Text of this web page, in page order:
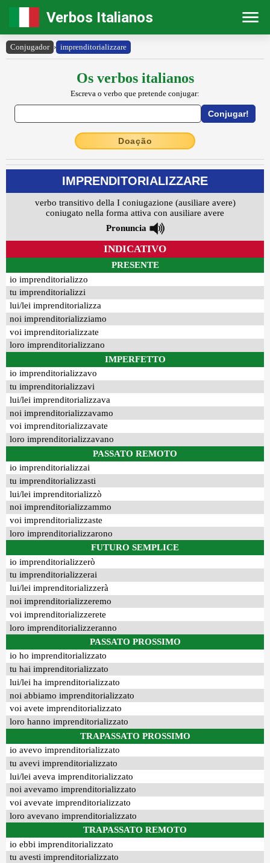
Verbos Italianos
Conjugador › imprenditorializzare
Os verbos italianos
Escreva o verbo que pretende conjugar:
Doação
IMPRENDITORIALIZZARE
verbo transitivo della I coniugazione (ausiliare avere)
coniugato nella forma attiva con ausiliare avere
Pronuncia
INDICATIVO
PRESENTE
io imprenditorializzo
tu imprenditorializzi
lui/lei imprenditorializza
noi imprenditorializziamo
voi imprenditorializzate
loro imprenditorializzano
IMPERFETTO
io imprenditorializzavo
tu imprenditorializzavi
lui/lei imprenditorializzava
noi imprenditorializzavamo
voi imprenditorializzavate
loro imprenditorializzavano
PASSATO REMOTO
io imprenditorializzai
tu imprenditorializzasti
lui/lei imprenditorializzò
noi imprenditorializzammo
voi imprenditorializzaste
loro imprenditorializzarono
FUTURO SEMPLICE
io imprenditorializzerò
tu imprenditorializzerai
lui/lei imprenditorializzerà
noi imprenditorializzeremo
voi imprenditorializzerete
loro imprenditorializzeranno
PASSATO PROSSIMO
io ho imprenditorializzato
tu hai imprenditorializzato
lui/lei ha imprenditorializzato
noi abbiamo imprenditorializzato
voi avete imprenditorializzato
loro hanno imprenditorializzato
TRAPASSATO PROSSIMO
io avevo imprenditorializzato
tu avevi imprenditorializzato
lui/lei aveva imprenditorializzato
noi avevamo imprenditorializzato
voi avevate imprenditorializzato
loro avevano imprenditorializzato
TRAPASSATO REMOTO
io ebbi imprenditorializzato
tu avesti imprenditorializzato